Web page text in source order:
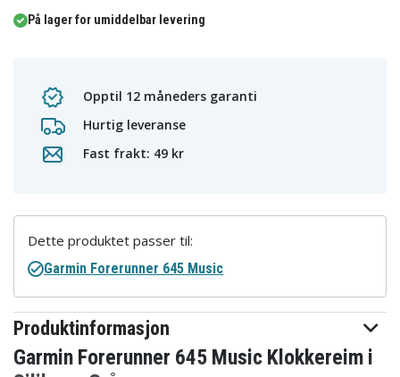
På lager for umiddelbar levering
Opptil 12 måneders garanti
Hurtig leveranse
Fast frakt: 49 kr
Produktinformasjon
Garmin Forerunner 645 Music Klokkereim i
Dette produktet passer til:
Garmin Forerunner 645 Music